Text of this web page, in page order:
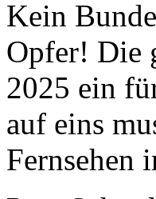
Kein
Opfer! Die
2025 ein
auf eins
Fernsehen